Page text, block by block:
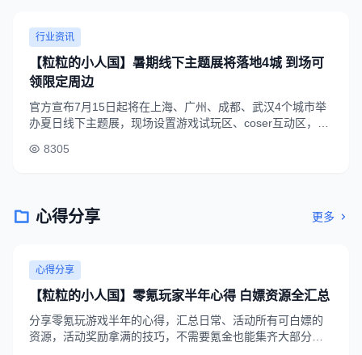
行业资讯
【粒粒的小人国】暑期线下主题展将落地4城 到场可
领限定周边
官方宣布7月15日起将在上海、广州、成都、武汉4个城市举
办夏日线下主题展，现场设置游戏试玩区、coser互动区，到
8305
心得分享 更多
心得分享
【粒粒的小人国】零氪玩家半年心得 白嫖资源全汇总
分享零氪玩游戏半年的心得，汇总日常、活动所有可白嫖的
资源，活动奖励拿满的技巧，不需要氪金也能集齐大部分角